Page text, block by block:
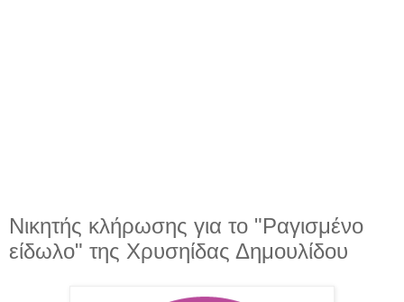
Νικητής κλήρωσης για το "Ραγισμένο
είδωλο" της Χρυσηίδας Δημουλίδου